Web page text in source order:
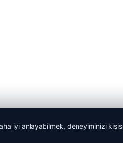
iyi anlayabilmek, deneyiminizi